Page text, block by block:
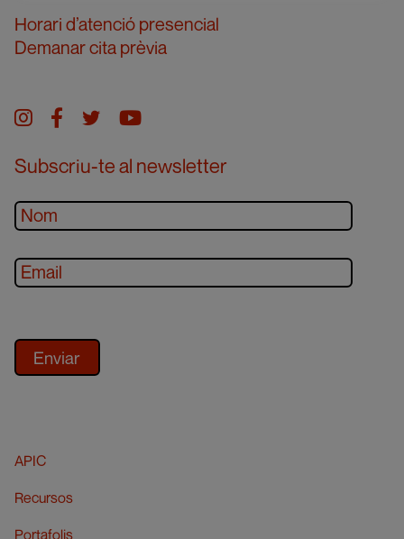
Horari d’atenció presencial
Demanar cita prèvia
Instagram
facebook
twitteryoutube
Subscriu-te al newsletter
APIC
Recursos
Portafolis